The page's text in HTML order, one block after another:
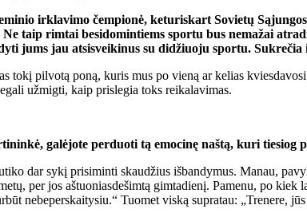
irklavimo čempionė, keturiskart Sovietų
taip rimtai besidomintiems sportu bus nemažai
jums jau atsisveikinus su didžiuoju sportu.
tokį pilvotą poną, kuris mus po vieną ar kelias
užmigti, kaip prislegia toks reikalavimas.
galėjote perduoti tą emocinę naštą, kuri tiesiog
dar sykį prisiminti skaudžius išbandymus. Manau,
per jos aštuoniasdešimtą gimtadienį. Pamenu, po
nebeperskaitysiu.“ Tuomet viską supratau: „Trenere,